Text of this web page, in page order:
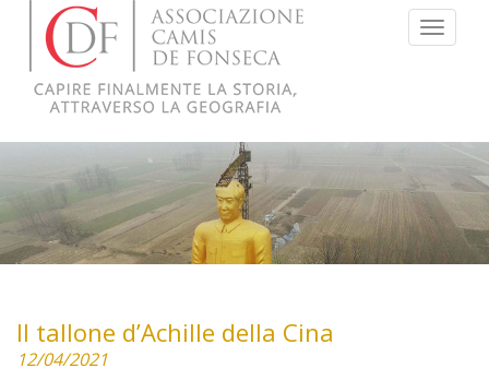
Menu
Il tallone d’Achille della Cina
12/04/2021